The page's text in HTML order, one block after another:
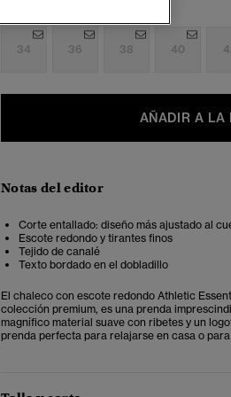
34 36 38 40
AÑADIR A LA
Notas del editor
Corte entallado: diseño más ajustado al
Escote redondo y tirantes finos
Tejido de canalé
Texto bordado en el dobladillo
El chaleco con escote redondo Athletic
colección premium, es una prenda
magnífico material suave con ribetes y un
prenda perfecta para relajarse en casa o